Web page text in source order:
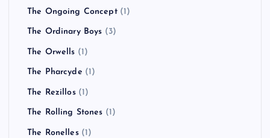
The Ongoing Concept(1)
The Ordinary Boys (3)
The Orwells (1)
The Pharcyde (1)
The Rezillos(1)
The Rolling Stones (1)
The Ronelles(1)